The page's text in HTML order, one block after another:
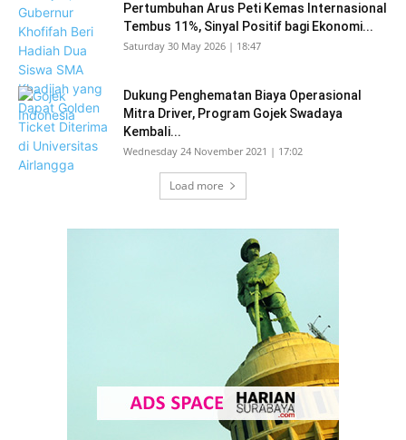
Pertumbuhan Arus Peti Kemas Internasional
Tembus 11%, Sinyal Positif bagi Ekonomi...
Saturday 30 May 2026 | 18:47
Dukung Penghematan Biaya Operasional
Mitra Driver, Program Gojek Swadaya
Kembali...
Wednesday 24 November 2021 | 17:02
Load more